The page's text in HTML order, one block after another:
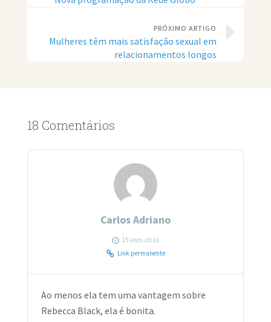
PRÓXIMO ARTIGO
Mulheres têm mais satisfação sexual em
relacionamentos longos
18 Comentários
Carlos Adriano
15 anos atrás
Link permanente
Ao menos ela tem uma vantagem sobre
Rebecca Black, ela é bonita.